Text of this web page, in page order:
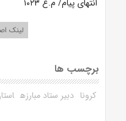
انتهای پیام/ م.غ ۱۰۲۳
لینک
برچسب ها
کرونا دبیر ستاد مبارزه